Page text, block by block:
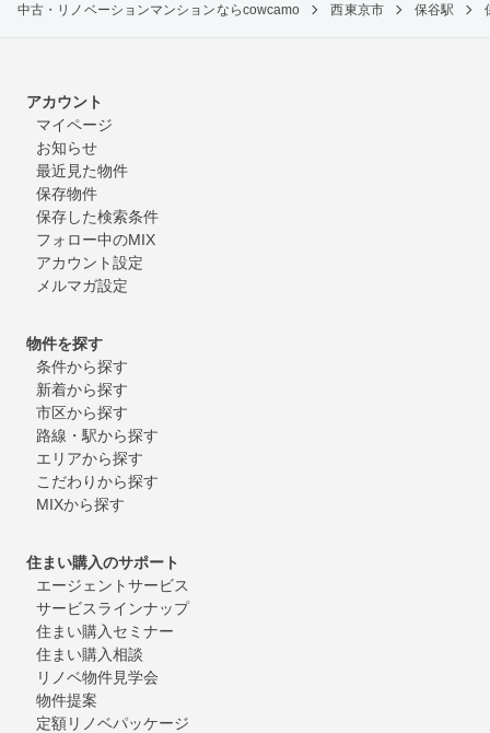
中古・リノベーションマンションならcowcamo 西東京市 保谷駅
アカウント
マイページ
お知らせ
最近見た物件
保存物件
保存した検索条件
フォロー中のMIX
アカウント設定
メルマガ設定
物件を探す
条件から探す
新着から探す
市区から探す
路線・駅から探す
エリアから探す
こだわりから探す
MIXから探す
住まい購入のサポート
エージェントサービス
サービスラインナップ
住まい購入セミナー
住まい購入相談
リノベ物件見学会
物件提案
定額リノベパッケージ